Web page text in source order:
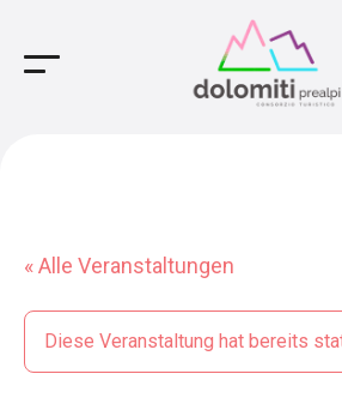
Main Navigation
« Alle Veranstaltungen
Diese Veranstaltung hat bereits